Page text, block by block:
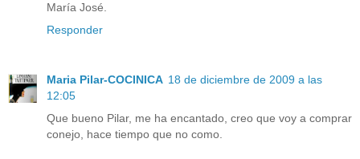
María José.
Responder
Maria Pilar-COCINICA 18 de diciembre de 2009 a las
12:05
Que bueno Pilar, me ha encantado, creo que voy a comprar
conejo, hace tiempo que no como.